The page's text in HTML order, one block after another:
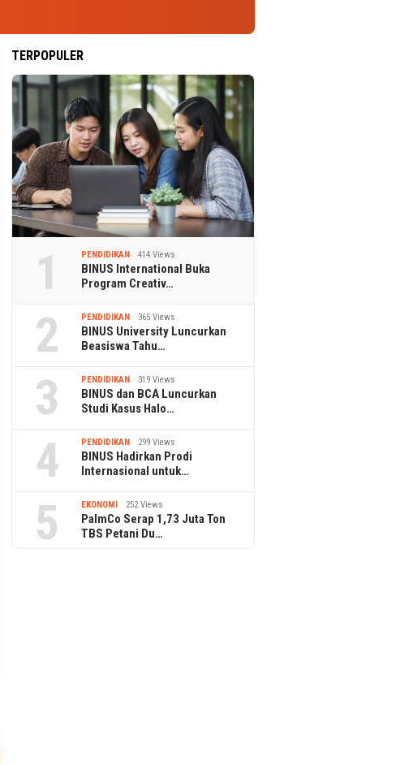
TERPOPULER
1 PENDIDIKAN 414 Views
BINUS International Buka
Program Creativ…
2 PENDIDIKAN 365 Views
BINUS University Luncurkan
Beasiswa Tahu…
3 PENDIDIKAN 319 Views
BINUS dan BCA Luncurkan
Studi Kasus Halo…
4 PENDIDIKAN 299 Views
BINUS Hadirkan Prodi
Internasional untuk…
5 EKONOMI 252 Views
PalmCo Serap 1,73 Juta Ton
TBS Petani Du…